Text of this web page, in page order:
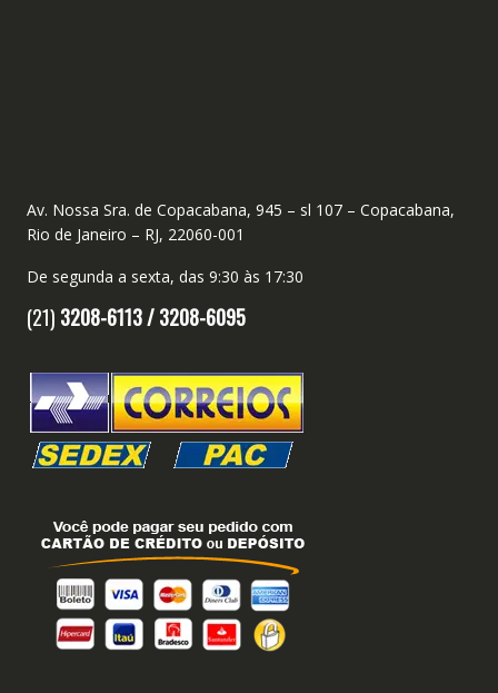
Av. Nossa Sra. de Copacabana, 945 – sl 107 – Copacabana,
Rio de Janeiro – RJ, 22060-001
De segunda a sexta, das 9:30 às 17:30
(21) 3208-6113 /3208-6095